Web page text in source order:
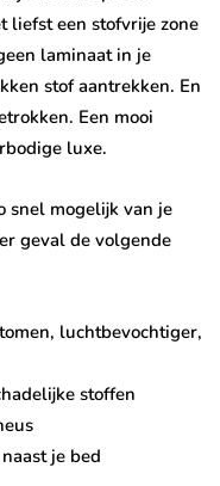
liefst een stofvrije zone
laminaat in je
stof aantrekken. En
Een mooi
luxe.
snel mogelijk van je
geval de volgende
luchtbevochtiger,
stoffen
je bed